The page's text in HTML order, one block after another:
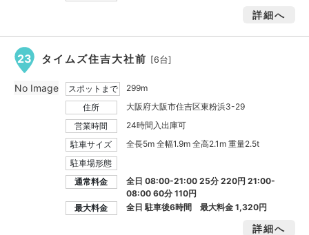
詳細へ
23 タイムズ住吉大社前 [6台]
スポットまで
299m
住所
大阪府大阪市住吉区東粉浜3-29
営業時間
24時間入出庫可
駐車サイズ
全長5m 全幅1.9m 全高2.1m 重量2.5t
駐車場形態
通常料金
全日 08:00-21:00 25分 220円 21:00-
08:00 60分 110円
最大料金
全日 駐車後6時間 最大料金1,320円
詳細へ
No Image